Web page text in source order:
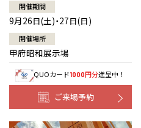
開催期間
9月26日(土)・27日(日)
開催場所
甲府昭和展示場
QUOカード1000円分進呈中！
ご来場予約